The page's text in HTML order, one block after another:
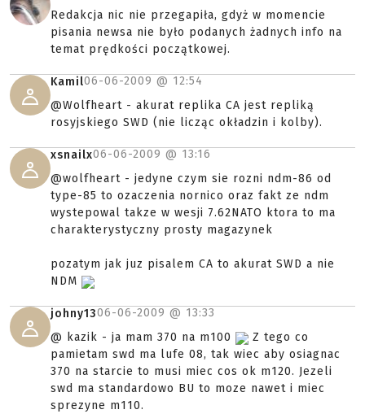
Redakcja nic nie przegapiła, gdyż w momencie
pisania newsa nie było podanych żadnych info na
temat prędkości początkowej.
Kamil06-06-2009 @ 12:54
@Wolfheart - akurat replika CA jest repliką
rosyjskiego SWD (nie licząc okładzin i kolby).
xsnailx06-06-2009 @ 13:16
@wolfheart - jedyne czym sie rozni ndm-86 od
type-85 to ozaczenia nornico oraz fakt ze ndm
wystepowal takze w wesji 7.62NATO ktora to ma
charakterystyczny prosty magazynek
pozatym jak juz pisalem CA to akurat SWD a nie
NDM
johny1306-06-2009 @ 13:33
@ kazik - ja mam 370 na m100
Z tego co
pamietam swd ma lufe 08, tak wiec aby osiagnac
370 na starcie to musi miec cos ok m120. Jezeli
swd ma standardowo BU to moze nawet i miec
sprezyne m110.